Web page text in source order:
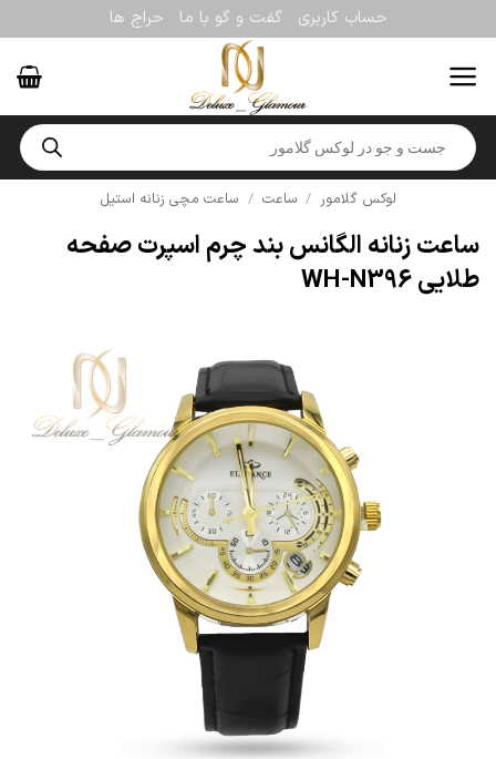
to
content
حساب کاربری گفت و گو با ما حراج ها
Products
search
لوکس گلامور / ساعت / ساعت مچی زنانه استیل
ساعت زنانه الگانس بند چرم اسپرت صفحه
طلایی WH-N396